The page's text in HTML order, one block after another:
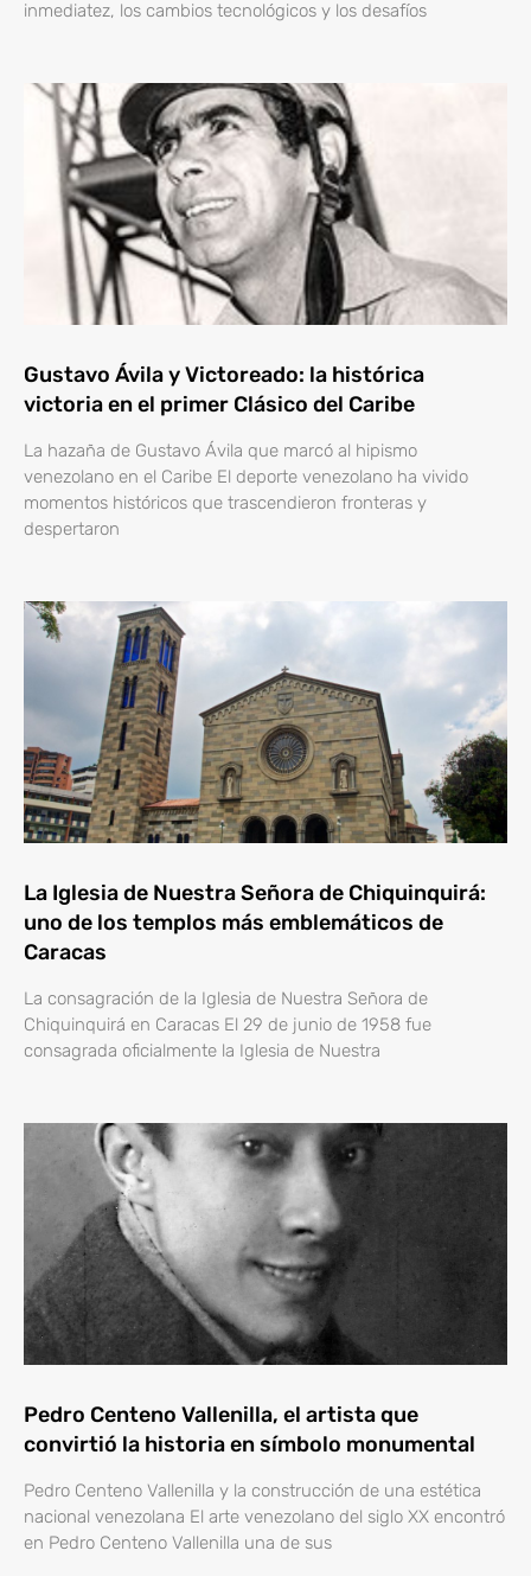
inmediatez, los cambios tecnológicos y los desafíos
Gustavo Ávila y Victoreado: la histórica
victoria en el primer Clásico del Caribe
La hazaña de Gustavo Ávila que marcó al hipismo
venezolano en el Caribe El deporte venezolano ha vivido
momentos históricos que trascendieron fronteras y
despertaron
La Iglesia de Nuestra Señora de Chiquinquirá:
uno de los templos más emblemáticos de
Caracas
La consagración de la Iglesia de Nuestra Señora de
Chiquinquirá en Caracas El 29 de junio de 1958 fue
consagrada oficialmente la Iglesia de Nuestra
Pedro Centeno Vallenilla, el artista que
convirtió la historia en símbolo monumental
Pedro Centeno Vallenilla y la construcción de una estética
nacional venezolana El arte venezolano del siglo XX encontró
en Pedro Centeno Vallenilla una de sus